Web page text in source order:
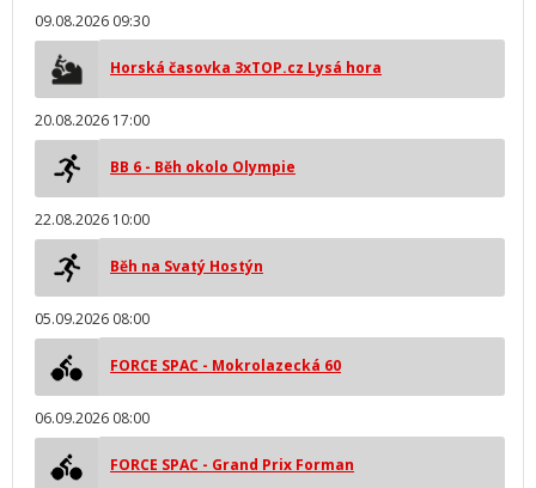
09.08.2026 09:30
Horská časovka 3xTOP.cz Lysá hora
20.08.2026 17:00
BB 6 - Běh okolo Olympie
22.08.2026 10:00
Běh na Svatý Hostýn
05.09.2026 08:00
FORCE SPAC - Mokrolazecká 60
06.09.2026 08:00
FORCE SPAC - Grand Prix Forman